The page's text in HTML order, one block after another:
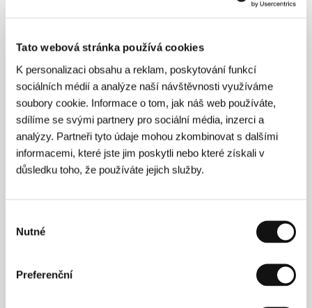
Tato webová stránka používá cookies
K personalizaci obsahu a reklam, poskytování funkcí
sociálních médií a analýze naší návštěvnosti využíváme
soubory cookie. Informace o tom, jak náš web používáte,
sdílíme se svými partnery pro sociální média, inzerci a
analýzy. Partneři tyto údaje mohou zkombinovat s dalšími
informacemi, které jste jim poskytli nebo které získali v
důsledku toho, že používáte jejich služby.
souhlasu
Nutné
Preferenční
The Weinstein Company
Režie
scenárista, žije od osmi let v Texasu. Jeho filmy, např.
(2011), byly prezentovány na festivalech po
celém světě, mimo jiné v Sundance či na South by